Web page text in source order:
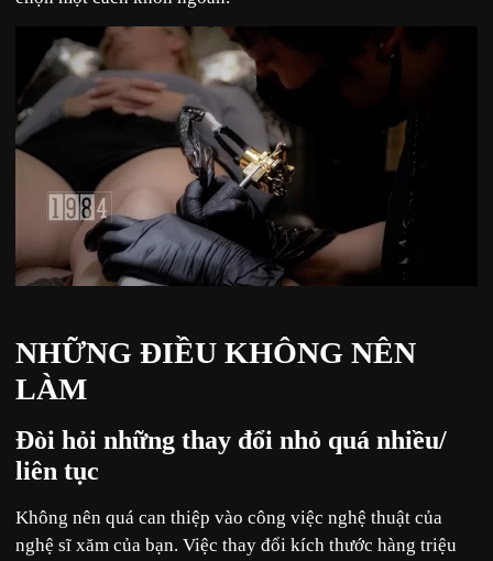
NHỮNG ĐIỀU KHÔNG NÊN
LÀM
Đòi hỏi những thay đổi nhỏ quá nhiều/
liên tục
Không nên quá can thiệp vào công việc nghệ thuật của
nghệ sĩ xăm của bạn. Việc thay đổi kích thước hàng triệu